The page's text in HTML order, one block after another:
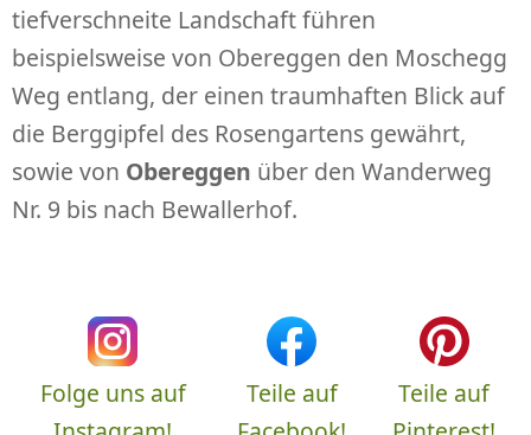
tiefverschneite Landschaft führen
beispielsweise von Obereggen den Moschegg
Weg entlang, der einen traumhaften Blick auf
die Berggipfel des Rosengartens gewährt,
sowie von Obereggen über den Wanderweg
Nr. 9 bis nach Bewallerhof.
Folge uns auf
Teile auf
Teile auf